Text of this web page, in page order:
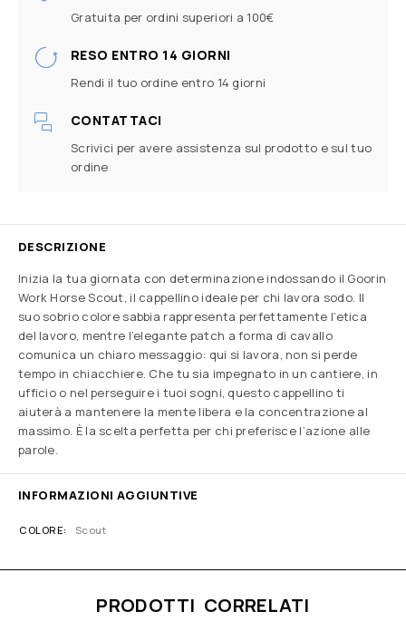
Gratuita per ordini superiori a 100€
RESO ENTRO 14 GIORNI
Rendi il tuo ordine entro 14 giorni
CONTATTACI
Scrivici per avere assistenza sul prodotto e sul tuo
ordine
DESCRIZIONE
Inizia la tua giornata con determinazione indossando il Goorin
Work Horse Scout, il cappellino ideale per chi lavora sodo. Il
suo sobrio colore sabbia rappresenta perfettamente l’etica
del lavoro, mentre l’elegante patch a forma di cavallo
comunica un chiaro messaggio: qui si lavora, non si perde
tempo in chiacchiere. Che tu sia impegnato in un cantiere, in
ufficio o nel perseguire i tuoi sogni, questo cappellino ti
aiuterà a mantenere la mente libera e la concentrazione al
massimo. È la scelta perfetta per chi preferisce l’azione alle
parole.
INFORMAZIONI AGGIUNTIVE
COLORE Scout
PRODOTTI CORRELATI